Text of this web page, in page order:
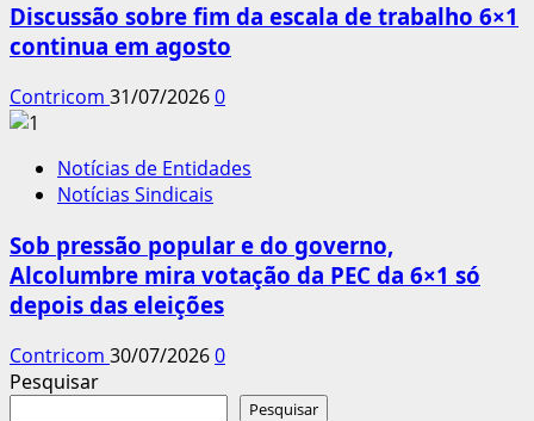
Discussão sobre fim da escala de trabalho 6×1
continua em agosto
Contricom 31/07/20260
Notícias de Entidades
Notícias Sindicais
Sob pressão popular e do governo,
Alcolumbre mira votação da PEC da 6×1 só
depois das eleições
Contricom 30/07/20260
Pesquisar
Pesquisar